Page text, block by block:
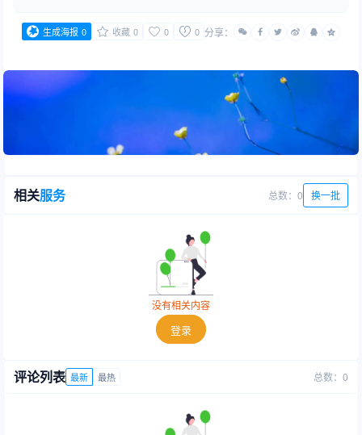
生成海报 0 收藏 0 0 0 分享：
相关服务 总数：0 换一批
没有相关内容
登录
评论列表 最新 最热 总数：0